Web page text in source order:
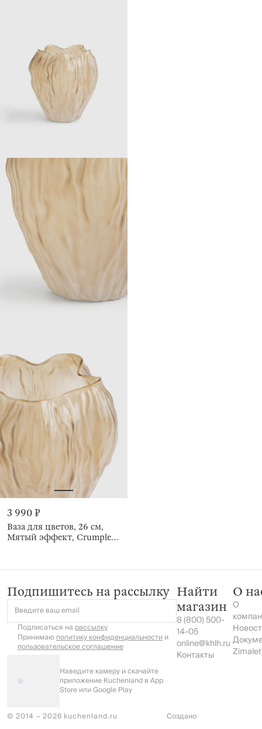
3 990 ₽
Ваза для цветов, 26 см,
Мятый эффект, Crumple
Подпишитесь на рассылку
Введите ваш email
Подписаться на рассылку
Принимаюполитику конфиденциальностии
пользовательское соглашение
Наведите камеру и скачайте
приложение Kuchenland в App
Store или Google Play
Найти
магазин
8 (800) 500-
14-05
online@khlh.ru
Контакты
О
О
© 2014 – 2026 kuchenland.ru Создано